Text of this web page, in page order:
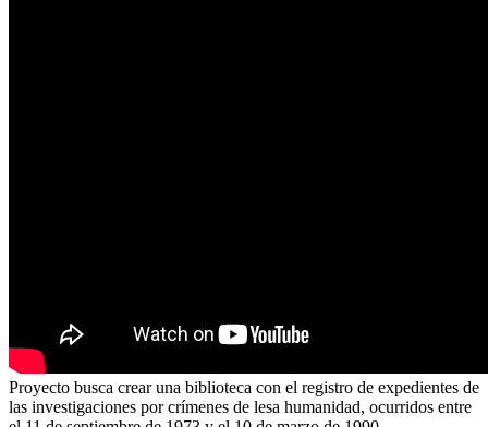
Proyecto busca crear una biblioteca con el registro de expedientes de
las investigaciones por crímenes de lesa humanidad, ocurridos entre